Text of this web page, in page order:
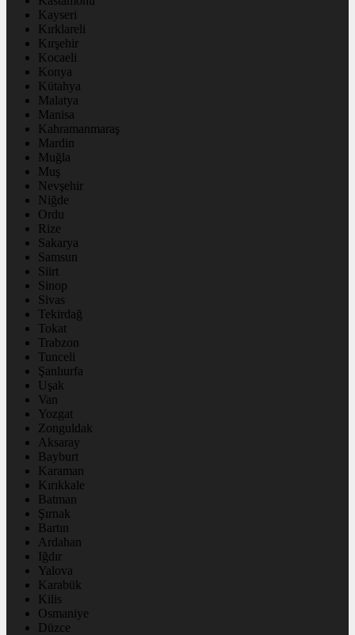
Kayseri
Kırklareli
Kırşehir
Kocaeli
Konya
Kütahya
Malatya
Manisa
Kahramanmaraş
Mardin
Muğla
Muş
Nevşehir
Niğde
Ordu
Rize
Sakarya
Samsun
Siirt
Sinop
Sivas
Tekirdağ
Tokat
Trabzon
Tunceli
Şanlıurfa
Uşak
Van
Yozgat
Zonguldak
Aksaray
Bayburt
Karaman
Kırıkkale
Batman
Şırnak
Bartın
Ardahan
Iğdır
Yalova
Karabük
Kilis
Osmaniye
Düzce